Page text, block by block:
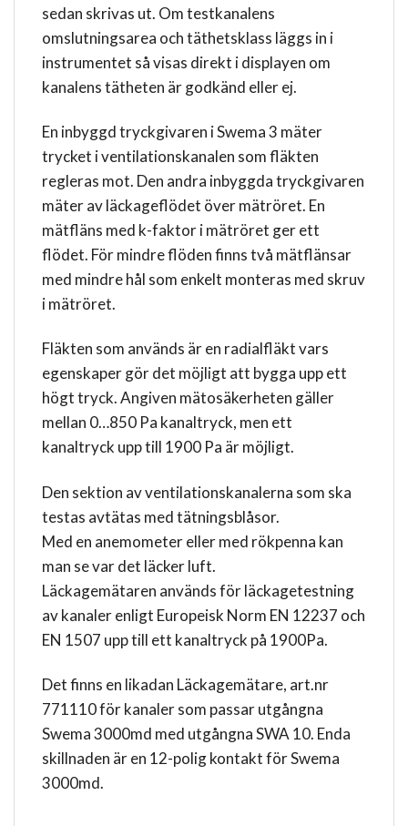
sedan skrivas ut. Om testkanalens
omslutningsarea och täthetsklass läggs in i
instrumentet så visas direkt i displayen om
kanalens tätheten är godkänd eller ej.
En inbyggd tryckgivaren i Swema 3 mäter
trycket i ventilationskanalen som fläkten
regleras mot. Den andra inbyggda tryckgivaren
mäter av läckageflödet över mätröret. En
mätfläns med k-faktor i mätröret ger ett
flödet. För mindre flöden finns två mätflänsar
med mindre hål som enkelt monteras med skruv
i mätröret.
Fläkten som används är en radialfläkt vars
egenskaper gör det möjligt att bygga upp ett
högt tryck. Angiven mätosäkerheten gäller
mellan 0…850 Pa kanaltryck, men ett
kanaltryck upp till 1900 Pa är möjligt.
Den sektion av ventilationskanalerna som ska
testas avtätas med tätningsblåsor.
Med en anemometer eller med rökpenna kan
man se var det läcker luft.
Läckagemätaren används för läckagetestning
av kanaler enligt Europeisk Norm EN 12237 och
EN 1507 upp till ett kanaltryck på 1900Pa.
Det finns en likadan Läckagemätare, art.nr
771110 för kanaler som passar utgångna
Swema 3000md med utgångna SWA 10. Enda
skillnaden är en 12-polig kontakt för Swema
3000md.